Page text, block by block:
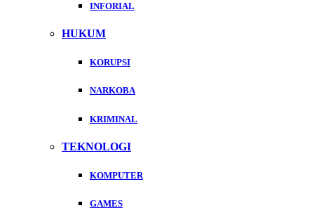
INFORIAL
HUKUM
KORUPSI
NARKOBA
KRIMINAL
TEKNOLOGI
KOMPUTER
GAMES